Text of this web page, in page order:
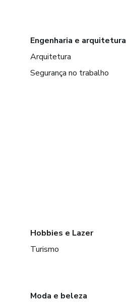
Engenharia e arquitetura
Arquitetura
Segurança no trabalho
Hobbies e Lazer
Turismo
Moda e beleza